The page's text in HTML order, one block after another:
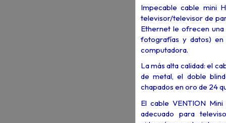
Impecable cable mini
televisor/televisor de
Ethernet le ofrecen
fotografías y datos)
computadora.
La más alta calidad: el
de metal, el doble
chapados en oro de 24
El cable VENTION
adecuado para